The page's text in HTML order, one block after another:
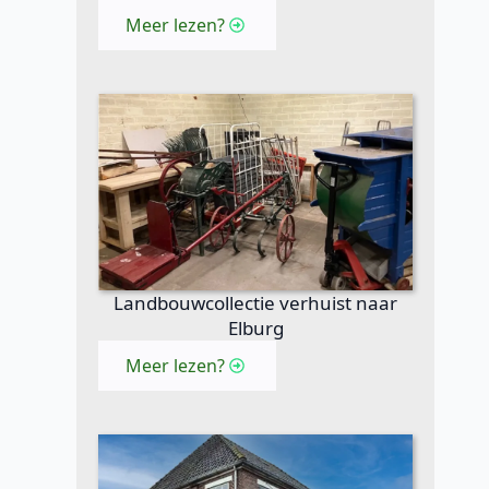
Meer lezen?
Landbouwcollectie verhuist naar
Elburg
Meer lezen?